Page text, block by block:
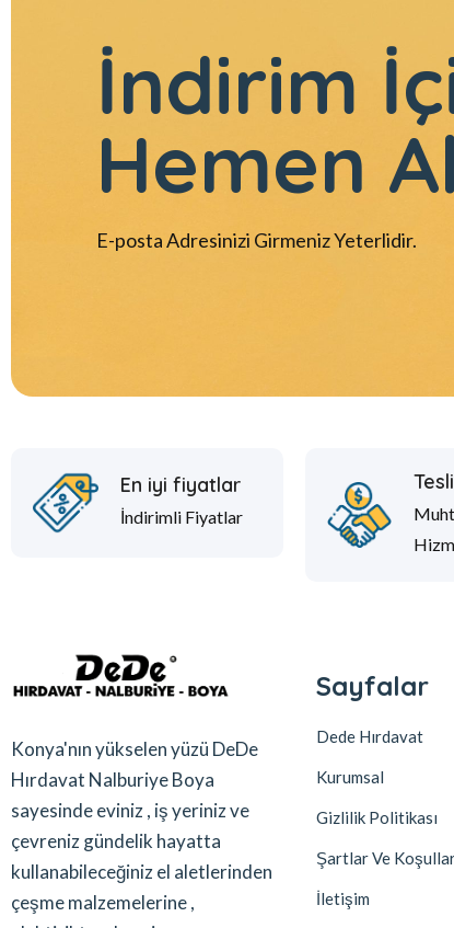
İndirim
Hemen
E-posta Adresinizi Girmeniz Yeterlidir.
En iyi fiyatlar
İndirimli Fiyatlar
Konya'nın yükselen yüzü DeDe
Hırdavat Nalburiye Boya
sayesinde eviniz , iş yeriniz ve
çevreniz gündelik hayatta
kullanabileceğiniz el aletlerinden
çeşme malzemelerine ,
Sayfalar
Dede Hırdavat
Kurumsal
Gizlilik Politikası
Şartlar Ve
İletişim